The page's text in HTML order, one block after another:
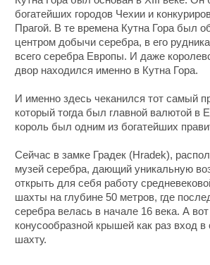
богатейших городов Чехии и
Прагой. В те времена Кутна Гора был
центром добычи серебра, в его
всего серебра Европы. И даже
двор находился именно в Кутна Гора.
И именно здесь чеканился тот самый
который тогда был главной валютой в
король был одним из богатейших
Сейчас в замке Градек (Hradek),
музей серебра, дающий уникальную
открыть для себя работу
шахты на глубине 50 метров, где
серебра велась в начале 16 века. А
конусообразной крышей как раз вход
шахту.